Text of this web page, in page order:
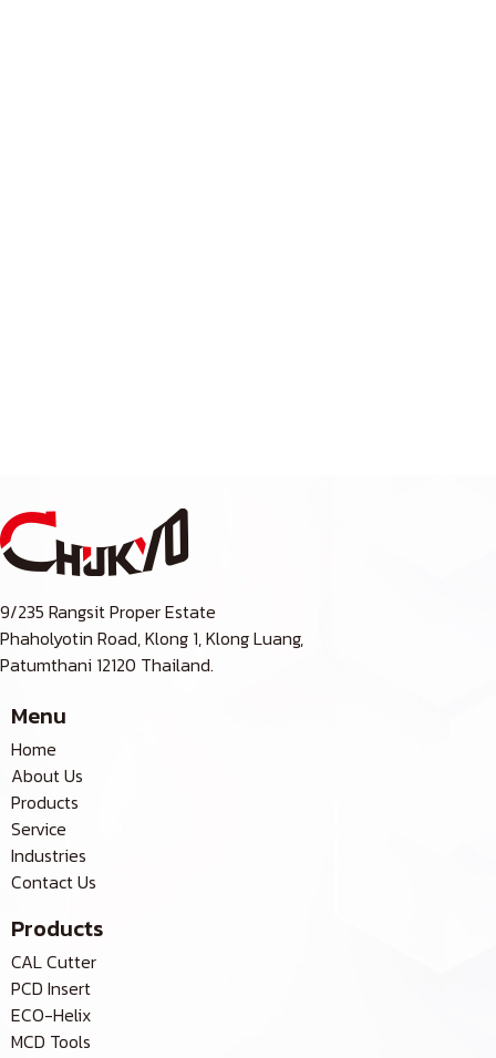
9/235 Rangsit Proper Estate
Phaholyotin Road, Klong 1, Klong Luang,
Patumthani 12120 Thailand.
Menu
Home
About Us
Products
Service
Industries
Contact Us
Products
CAL Cutter
PCD Insert
ECO-Helix
MCD Tools